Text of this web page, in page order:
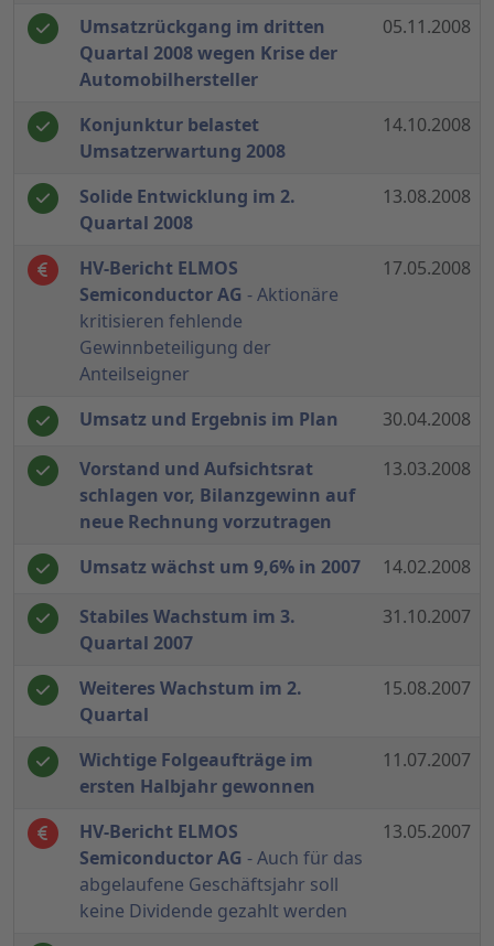
Umsatzrückgang im dritten
Quartal 2008 wegen Krise der
Automobilhersteller
05.11.2008
Konjunktur belastet
Umsatzerwartung 2008
14.10.2008
Solide Entwicklung im 2.
Quartal 2008
13.08.2008
HV-Bericht ELMOS
Semiconductor AG - Aktionäre
kritisieren fehlende
Gewinnbeteiligung der
Anteilseigner
17.05.2008
Umsatz und Ergebnis im Plan 30.04.2008
Vorstand und Aufsichtsrat
schlagen vor, Bilanzgewinn auf
neue Rechnung vorzutragen
13.03.2008
Umsatz wächst um 9,6% in 2007 14.02.2008
Stabiles Wachstum im 3.
Quartal 2007
31.10.2007
Weiteres Wachstum im 2.
Quartal
15.08.2007
Wichtige Folgeaufträge im
ersten Halbjahr gewonnen
11.07.2007
HV-Bericht ELMOS
Semiconductor AG - Auch für das
abgelaufene Geschäftsjahr soll
keine Dividende gezahlt werden
13.05.2007